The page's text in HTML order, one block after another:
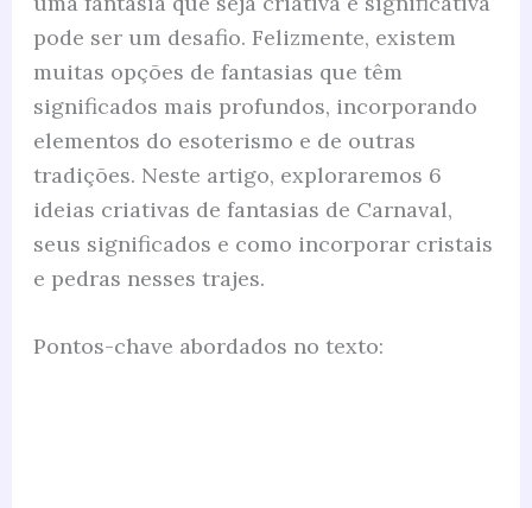
pode ser um desafio. Felizmente, existem
muitas opções de fantasias que têm
significados mais profundos, incorporando
elementos do esoterismo e de outras
tradições. Neste artigo, exploraremos 6
ideias criativas de fantasias de Carnaval,
seus significados e como incorporar cristais
e pedras nesses trajes.
Pontos-chave abordados no texto: